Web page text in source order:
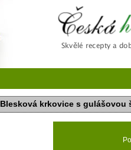
Blesková krkovice s gulášovou